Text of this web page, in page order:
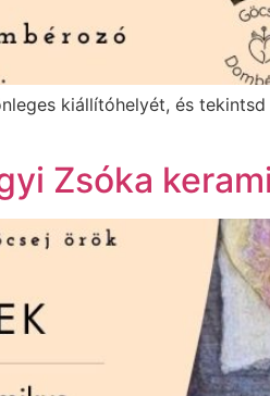
kiállítóhelyét, és
Zsóka